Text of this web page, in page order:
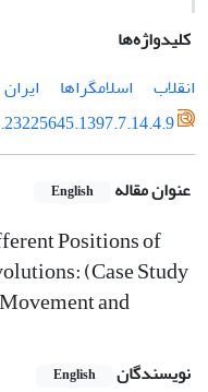
کلیدواژه‌ها
انقلاب
اسلامگراها ایران
عنوان مقاله English
Positions of
(Case Study
and
نویسندگان English